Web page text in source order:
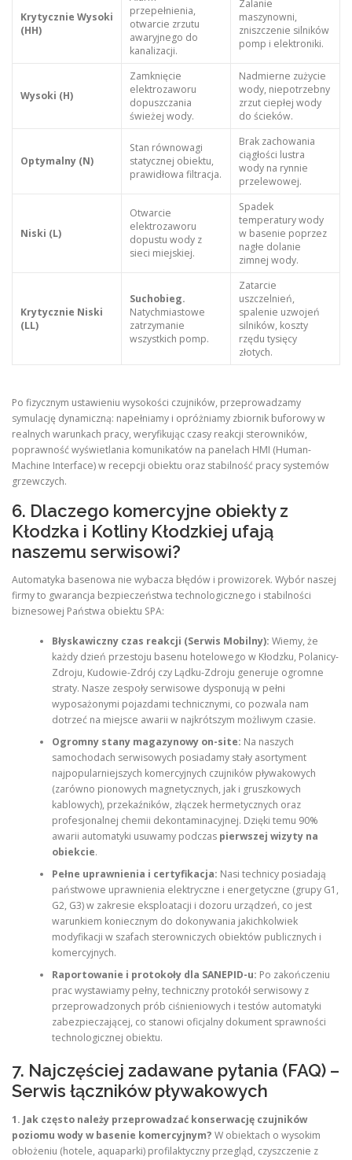
Krytycznie Wysoki
(HH)
przepełnienia,
otwarcie zrzutu
awaryjnego do
kanalizacji.
Zalanie
maszynowni,
zniszczenie silników
pomp i elektroniki.
Wysoki (H)
Zamknięcie
elektrozaworu
dopuszczania
świeżej wody.
Nadmierne zużycie
wody, niepotrzebny
zrzut ciepłej wody
do ścieków.
Optymalny (N)
Stan równowagi
statycznej obiektu,
prawidłowa filtracja.
Brak zachowania
ciągłości lustra
wody na rynnie
przelewowej.
Niski (L)
Otwarcie
elektrozaworu
dopustu wody z
sieci miejskiej.
Spadek
temperatury wody
w basenie poprzez
nagłe dolanie
zimnej wody.
Krytycznie Niski
(LL)
Suchobieg.
Natychmiastowe
zatrzymanie
wszystkich pomp.
Zatarcie
uszczelnień,
spalenie uzwojeń
silników, koszty
rzędu tysięcy
złotych.
Po fizycznym ustawieniu wysokości czujników, przeprowadzamy
symulację dynamiczną: napełniamy i opróżniamy zbiornik buforowy w
realnych warunkach pracy, weryfikując czasy reakcji sterowników,
poprawność wyświetlania komunikatów na panelach HMI (Human-
Machine Interface) w recepcji obiektu oraz stabilność pracy systemów
grzewczych.
6. Dlaczego komercyjne obiekty z
Kłodzka i Kotliny Kłodzkiej ufają
naszemu serwisowi?
Automatyka basenowa nie wybacza błędów i prowizorek. Wybór naszej
firmy to gwarancja bezpieczeństwa technologicznego i stabilności
biznesowej Państwa obiektu SPA:
Błyskawiczny czas reakcji (Serwis Mobilny): Wiemy, że
każdy dzień przestoju basenu hotelowego w Kłodzku, Polanicy-
Zdroju, Kudowie-Zdrój czy Lądku-Zdroju generuje ogromne
straty. Nasze zespoły serwisowe dysponują w pełni
wyposażonymi pojazdami technicznymi, co pozwala nam
dotrzeć na miejsce awarii w najkrótszym możliwym czasie.
Ogromny stany magazynowy on-site: Na naszych
samochodach serwisowych posiadamy stały asortyment
najpopularniejszych komercyjnych czujników pływakowych
(zarówno pionowych magnetycznych, jak i gruszkowych
kablowych), przekaźników, złączek hermetycznych oraz
profesjonalnej chemii dekontaminacyjnej. Dzięki temu 90%
awarii automatyki usuwamy podczas pierwszej wizyty na
obiekcie.
Pełne uprawnienia i certyfikacja: Nasi technicy posiadają
państwowe uprawnienia elektryczne i energetyczne (grupy G1,
G2, G3) w zakresie eksploatacji i dozoru urządzeń, co jest
warunkiem koniecznym do dokonywania jakichkolwiek
modyfikacji w szafach sterowniczych obiektów publicznych i
komercyjnych.
Raportowanie i protokoły dla SANEPID-u: Po zakończeniu
prac wystawiamy pełny, techniczny protokół serwisowy z
przeprowadzonych prób ciśnieniowych i testów automatyki
zabezpieczającej, co stanowi oficjalny dokument sprawności
technologicznej obiektu.
7. Najczęściej zadawane pytania (FAQ) –
Serwis łączników pływakowych
1. Jak często należy przeprowadzać konserwację czujników
poziomu wody w basenie komercyjnym? W obiektach o wysokim
obłożeniu (hotele, aquaparki) profilaktyczny przegląd, czyszczenie z